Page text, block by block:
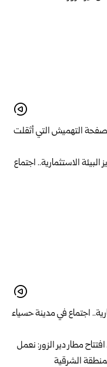
صفحة التهميش التي أثقلت
اجتماع في مدينة حسياء